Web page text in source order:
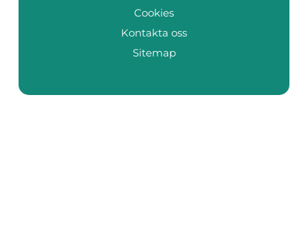
Cookies
Kontakta oss
Sitemap